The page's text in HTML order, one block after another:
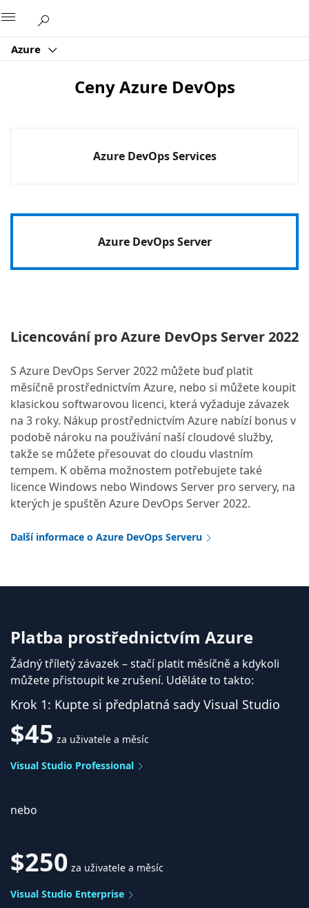
Azure
Ceny Azure DevOps
Azure DevOps Services
Azure DevOps Server
Licencování pro Azure DevOps Server 2022
S Azure DevOps Server 2022 můžete buď platit
měsíčně prostřednictvím Azure, nebo si můžete koupit
klasickou softwarovou licenci, která vyžaduje závazek
na 3 roky. Nákup prostřednictvím Azure nabízí bonus v
podobě nároku na používání naší cloudové služby,
takže se můžete přesouvat do cloudu vlastním
tempem. K oběma možnostem potřebujete také
licence Windows nebo Windows Server pro servery, na
kterých je spuštěn Azure DevOps Server 2022.
Další informace o Azure DevOps Serveru
Platba prostřednictvím Azure
Žádný tříletý závazek – stačí platit měsíčně a kdykoli
můžete přistoupit ke zrušení. Uděláte to takto:
Krok 1: Kupte si předplatná sady Visual Studio
$45 za uživatele a měsíc
Visual Studio Professional
nebo
$250 za uživatele a měsíc
Visual Studio Enterprise